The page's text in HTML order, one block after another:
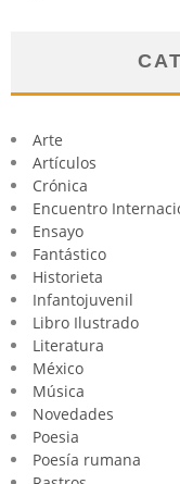
Arte
Artículos
Crónica
Encuentro
Ensayo
Fantástico
Historieta
Infantojuvenil
Libro Ilustrado
Literatura
México
Música
Novedades
Poesia
Poesía rumana